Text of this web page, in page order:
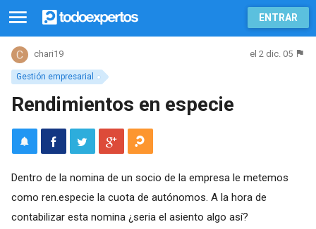
ENTRAR
Gestión empresarial
chari19 el 2 dic. 05
Rendimientos en especie
Dentro de la nomina de un socio de la empresa le metemos
como ren.especie la cuota de autónomos. A la hora de
contabilizar esta nomina ¿seria el asiento algo así?